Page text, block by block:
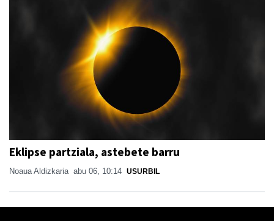
Eklipse partziala, astebete barru
Noaua Aldizkaria abu 06, 10:14 USURBIL